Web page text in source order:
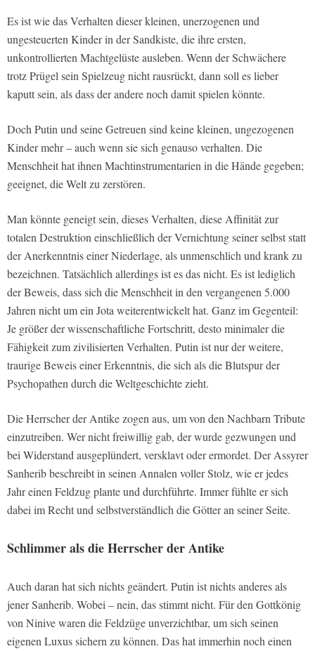
Es ist wie das Verhalten dieser kleinen, unerzogenen und
ungesteuerten Kinder in der Sandkiste, die ihre ersten,
unkontrollierten Machtgelüste ausleben. Wenn der Schwächere
trotz Prügel sein Spielzeug nicht rausrückt, dann soll es lieber
kaputt sein, als dass der andere noch damit spielen könnte.
Doch Putin und seine Getreuen sind keine kleinen, ungezogenen
Kinder mehr – auch wenn sie sich genauso verhalten. Die
Menschheit hat ihnen Machtinstrumentarien in die Hände gegeben;
geeignet, die Welt zu zerstören.
Man könnte geneigt sein, dieses Verhalten, diese Affinität zur
totalen Destruktion einschließlich der Vernichtung seiner selbst statt
der Anerkenntnis einer Niederlage, als unmenschlich und krank zu
bezeichnen. Tatsächlich allerdings ist es das nicht. Es ist lediglich
der Beweis, dass sich die Menschheit in den vergangenen 5.000
Jahren nicht um ein Jota weiterentwickelt hat. Ganz im Gegenteil:
Je größer der wissenschaftliche Fortschritt, desto minimaler die
Fähigkeit zum zivilisierten Verhalten. Putin ist nur der weitere,
traurige Beweis einer Erkenntnis, die sich als die Blutspur der
Psychopathen durch die Weltgeschichte zieht.
Die Herrscher der Antike zogen aus, um von den Nachbarn Tribute
einzutreiben. Wer nicht freiwillig gab, der wurde gezwungen und
bei Widerstand ausgeplündert, versklavt oder ermordet. Der Assyrer
Sanherib beschreibt in seinen Annalen voller Stolz, wie er jedes
Jahr einen Feldzug plante und durchführte. Immer fühlte er sich
dabei im Recht und selbstverständlich die Götter an seiner Seite.
Schlimmer als die Herrscher der Antike
Auch daran hat sich nichts geändert. Putin ist nichts anderes als
jener Sanherib. Wobei – nein, das stimmt nicht. Für den Gottkönig
von Ninive waren die Feldzüge unverzichtbar, um sich seinen
eigenen Luxus sichern zu können. Das hat immerhin noch einen